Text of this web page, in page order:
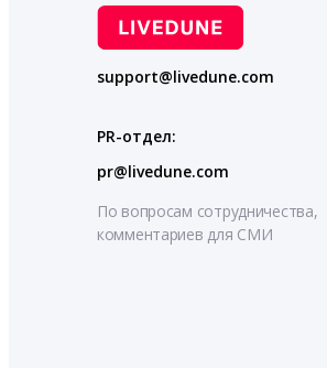
support@livedune.com
PR-отдел:
pr@livedune.com
По вопросам сотрудничества,
комментариев для СМИ